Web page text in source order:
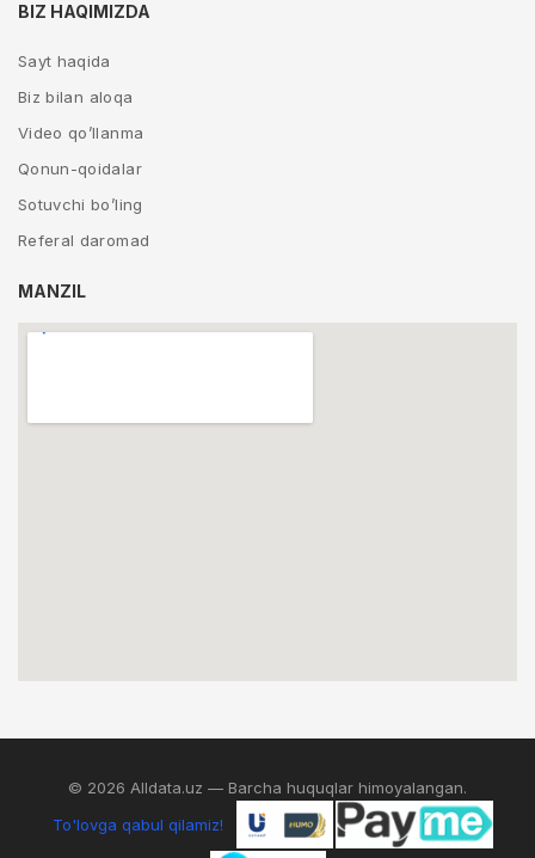
BIZ HAQIMIZDA
Sayt haqida
Biz bilan aloqa
Video qo’llanma
Qonun-qoidalar
Sotuvchi bo’ling
Referal daromad
MANZIL
© 2026 Alldata.uz — Barcha huquqlar himoyalangan.
To'lovga qabul qilamiz!